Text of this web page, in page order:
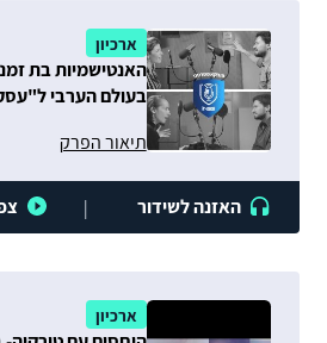
ארכיון
האנטישמיות בת
בעולם הערבי
תיאור הפרק
האזנה לשידור |
ארכיון